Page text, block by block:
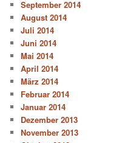
September 2014
August 2014
Juli 2014
Juni 2014
Mai 2014
April 2014
März 2014
Februar 2014
Januar 2014
Dezember 2013
November 2013